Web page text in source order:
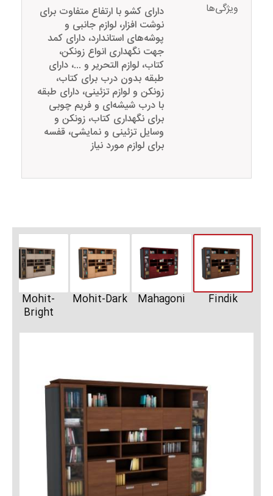
ویژگی‌ها
دارای کشو با ارتفاع متفاوت برای
نوشت افزار، لوازم جانبی و
پوشه‌های استاندارد، دارای کمد
جهت نگهداری انواع زونکن،
کتاب، لوازم التحریر و ...، دارای
طبقه بدون درب برای کتاب،
زونکن و لوازم تزئینی، دارای طبقه
با درب شیشه‌ای و فریم چوبی
برای نگهداری کتاب، زونکن و
وسایل تزئینی و نمایشی، قفسه
برای لوازم مورد نیاز
Findik
Mahagoni
Mohit-Dark
Mohit-
Bright